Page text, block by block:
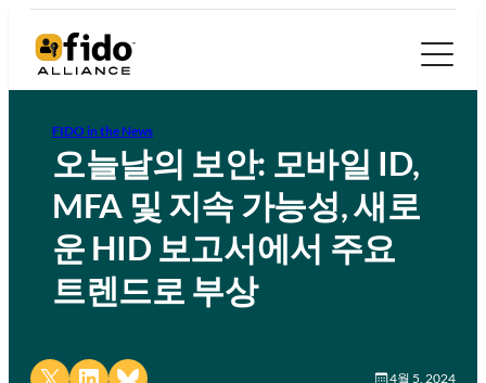
FIDO in the News
오늘날의 보안: 모바일 ID,
MFA 및 지속 가능성, 새로
운 HID 보고서에서 주요
트렌드로 부상
Share on X Share on LinkedIn
Share on Bluesky 4월 5, 2024